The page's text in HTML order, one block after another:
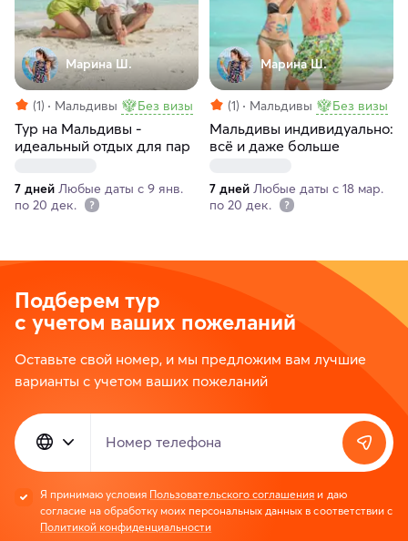
Марина Ш.
(1) Мальдивы Без визы
Тур на Мальдивы -
идеальный отдых для пар
7 дней Любые даты с 9 янв.
по 20 дек.
Марина Ш.
(1) Мальдивы Без визы
Мальдивы индивидуально:
всё и даже больше
7 дней Любые даты с 18 мар.
по 20 дек.
Подберем тур
с учетом ваших пожеланий
Оставьте свой номер, и мы предложим вам лучшие
варианты с учетом ваших пожеланий
Номер телефона
Я принимаю условия Пользовательского соглашения и даю
согласие на обработку моих персональных данных в соответствии с
Политикой конфиденциальности